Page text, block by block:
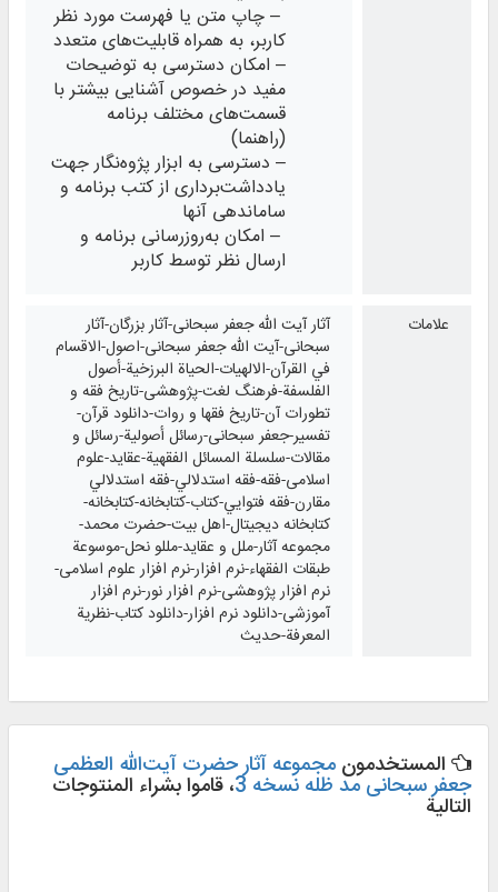
– چاپ متن یا فهرست مورد نظر
کاربر، به همراه قابلیت‌های متعدد
– امکان دسترسی به توضیحات
مفید در خصوص آشنایی بیشتر با
قسمت‌های مختلف برنامه
(راهنما)
– دسترسی به ابزار پژوه‌نگار جهت
یادداشت‌برداری از کتب برنامه و
ساماندهی آنها
– امکان به‌روزرسانی برنامه و
ارسال نظر توسط کاربر
علامات
آثار آیت الله جعفر سبحانی-آثار بزرگان-آثار
سبحانی-آیت الله جعفر سبحانی-اصول-الاقسام
في القرآن-الالهيات-الحياة البرزخية-أصول
الفلسفة-فرهنگ لغت-پژوهشی-تاريخ فقه و
تطورات آن-تاريخ فقها و روات-دانلود قرآن-
تفسیر-جعفر سبحانی-رسائل أصولية-رسائل و
مقالات-سلسلة المسائل الفقهية-عقاید-علوم
اسلامی-فقه-فقه استدلالي-فقه استدلالي
مقارن-فقه فتوايي-کتاب-کتابخانه-کتابخانه-
کتابخانه دیجیتال-اهل بیت-حضرت محمد-
مجموعه آثار-ملل و عقاید-مللو نحل-موسوعة
طبقات الفقهاء-نرم افزار-نرم افزار علوم اسلامی-
نرم افزار پژوهشی-نرم افزار نور-نرم افزار
آموزشی-دانلود نرم افزار-دانلود کتاب-نظرية
المعرفة-حدیث
المستخدمون مجموعه آثار حضرت آیت‌الله العظمی
جعفر سبحانی مد ظله نسخه 3 ، قاموا بشراء المنتوجات
التالية